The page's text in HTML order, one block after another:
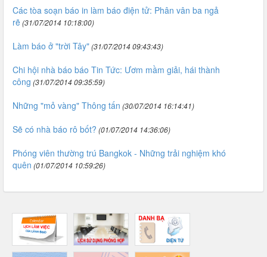
Các tòa soạn báo in làm báo điện tử: Phân vân ba ngả
rẽ(31/07/2014 10:18:00)
Làm báo ở "trời Tây"(31/07/2014 09:43:43)
Chi hội nhà báo báo Tin Tức: Ươm mầm giải, hái thành
công (31/07/2014 09:35:59)
Những "mỏ vàng" Thông tấn (30/07/2014 16:14:41)
Sẽ có nhà báo rô bốt? (01/07/2014 14:36:06)
Phóng viên thường trú Bangkok - Những trải nghiệm khó
quên (01/07/2014 10:59:26)